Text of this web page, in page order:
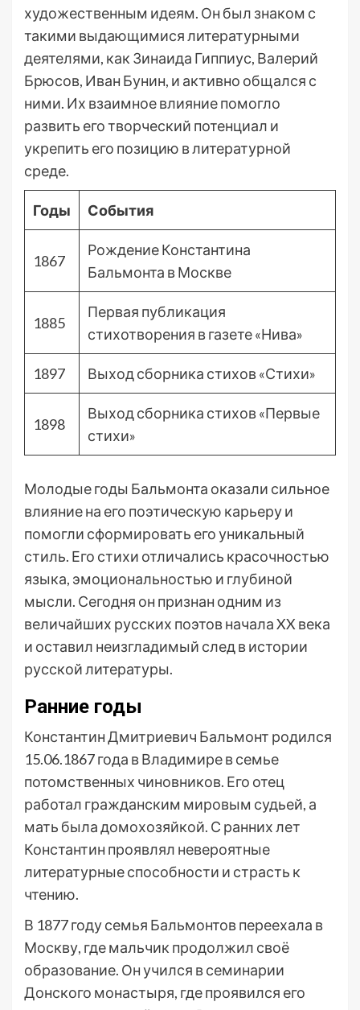
художественным идеям. Он был знаком с
такими выдающимися литературными
деятелями, как Зинаида Гиппиус, Валерий
Брюсов, Иван Бунин, и активно общался с
ними. Их взаимное влияние помогло
развить его творческий потенциал и
укрепить его позицию в литературной
среде.
Годы События
1867
Рождение Константина
Бальмонта в Москве
1885
Первая публикация
стихотворения в газете «Нива»
1897 Выход сборника стихов «Стихи»
1898
Выход сборника стихов «Первые
стихи»
Молодые годы Бальмонта оказали сильное
влияние на его поэтическую карьеру и
помогли сформировать его уникальный
стиль. Его стихи отличались красочностью
языка, эмоциональностью и глубиной
мысли. Сегодня он признан одним из
величайших русских поэтов начала XX века
и оставил неизгладимый след в истории
русской литературы.
Ранние годы
Константин Дмитриевич Бальмонт родился
15.06.1867 года в Владимире в семье
потомственных чиновников. Его отец
работал гражданским мировым судьей, а
мать была домохозяйкой. С ранних лет
Константин проявлял невероятные
литературные способности и страсть к
чтению.
В 1877 году семья Бальмонтов переехала в
Москву, где мальчик продолжил своё
образование. Он учился в семинарии
Донского монастыря, где проявился его